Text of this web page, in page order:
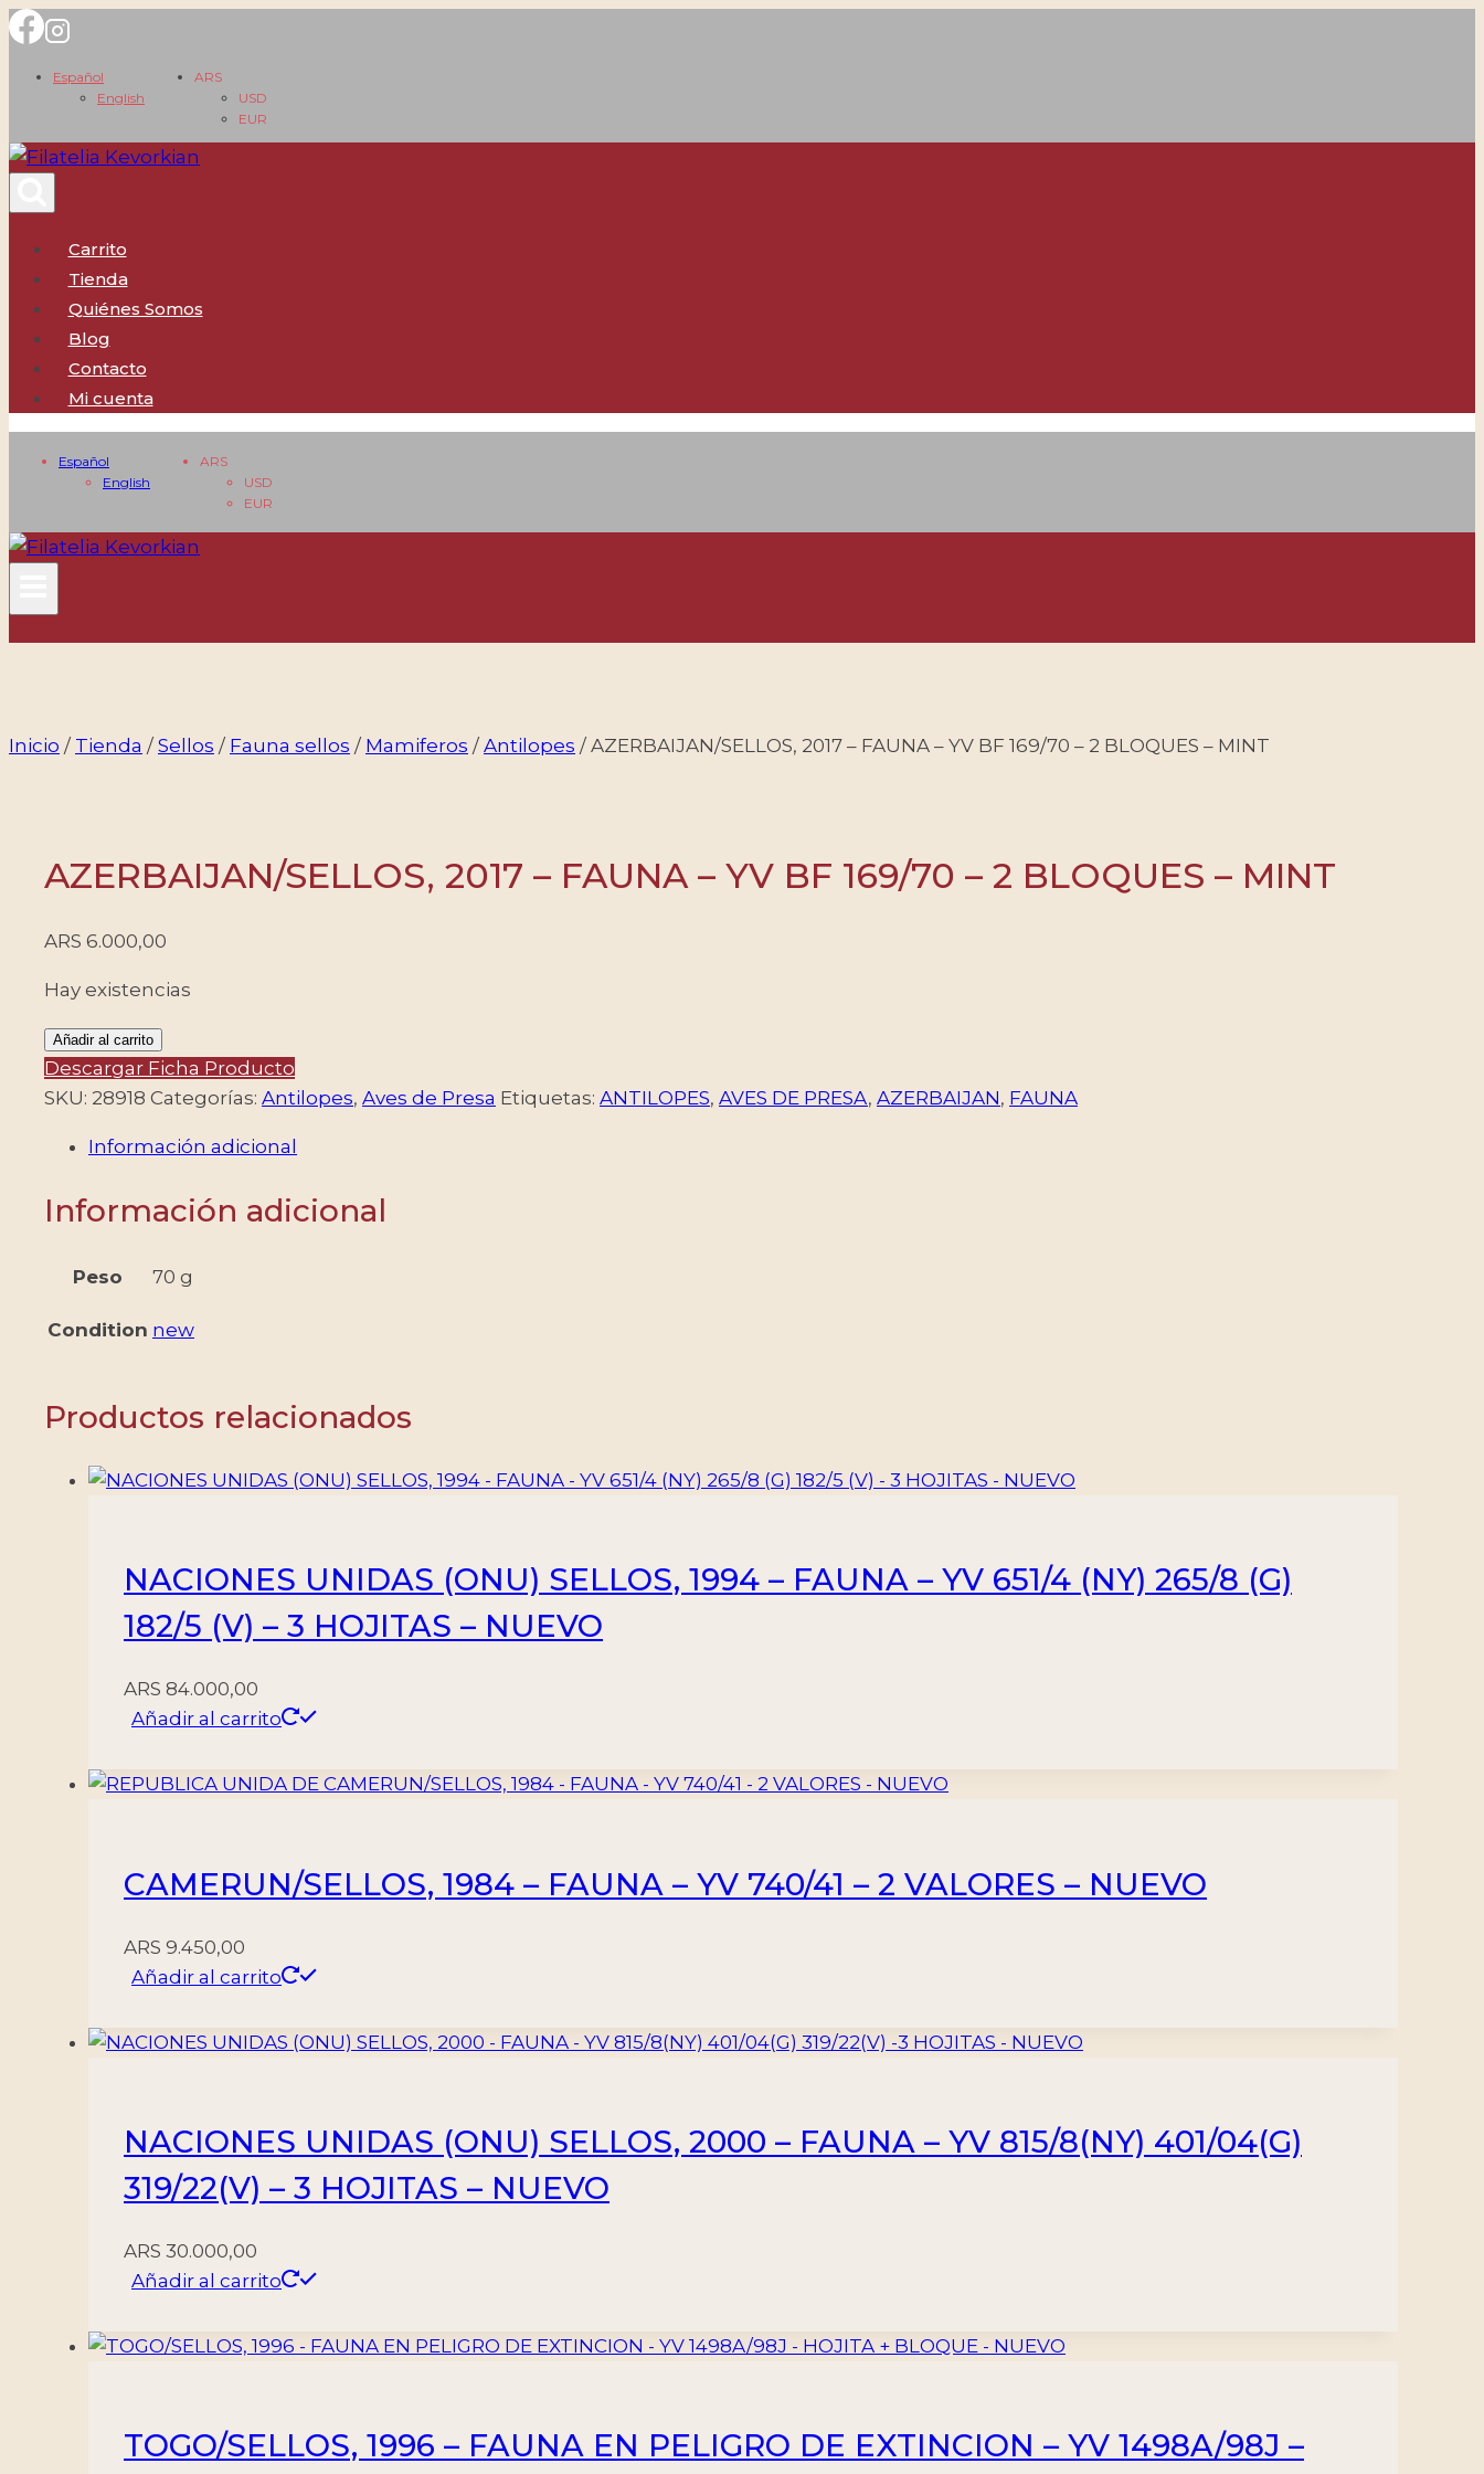
Saltar
contenido
Español
English
ARS
USD
EUR
Carrito
Tienda
Quiénes Somos
Blog
Contacto
Mi cuenta
Español
English
ARS
USD
EUR
Inicio / Tienda / Sellos / Fauna sellos / Mamiferos / Antilopes / AZERBAIJAN/SELLOS, 2017 – FAUNA – YV BF 169/70 – 2 BLOQUES – MINT
AZERBAIJAN/SELLOS, 2017 – FAUNA – YV BF 169/70 – 2 BLOQUES – MINT
ARS 6.000,00
Hay existencias
AZERBAIJAN/SELLOS,
2017
-
BF
BLOQUES
cantidad
Añadir al carrito
Descargar Ficha Producto
SKU: 28918 Categorías: Antilopes, Aves de Presa Etiquetas: ANTILOPES, AVES DE PRESA, AZERBAIJAN, FAUNA
Información adicional
Información adicional
Peso 70 g
Condition new
Productos relacionados
NACIONES UNIDAS (ONU) SELLOS, 1994 – FAUNA – YV 651/4 (NY) 265/8 (G)
182/5 (V) – 3 HOJITAS – NUEVO
ARS 84.000,00
Añadir al carrito
CAMERUN/SELLOS, 1984 – FAUNA – YV 740/41 – 2 VALORES – NUEVO
ARS 9.450,00
Añadir al carrito
NACIONES UNIDAS (ONU) SELLOS, 2000 – FAUNA – YV 815/8(NY) 401/04(G)
319/22(V) – 3 HOJITAS – NUEVO
ARS 30.000,00
Añadir al carrito
TOGO/SELLOS, 1996 – FAUNA EN PELIGRO DE EXTINCION – YV 1498A/98J –